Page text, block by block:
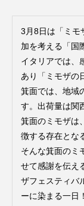
3月8日は「ミモ
加を考える「国
イタリアでは、
あり「ミモザの
箕面では、地域
す。出荷量は関
箕面のミモザは
徴する存在とな
そんな箕面のミ
せて感謝を伝え
ザフェスティバ
ーに染まる一日！